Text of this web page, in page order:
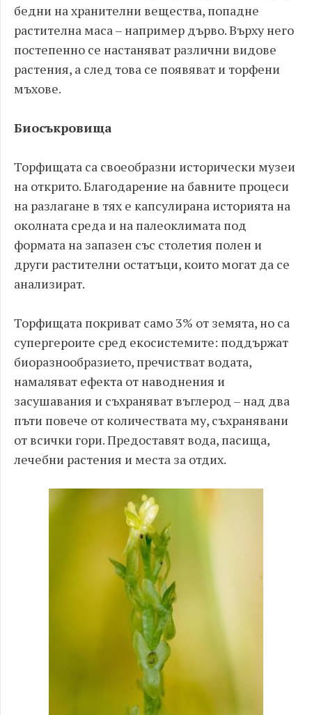
бедни на хранителни вещества, попадне
растителна маса – например дърво. Върху него
постепенно се настаняват различни видове
растения, а след това се появяват и торфени
мъхове.
Биосъкровища
Торфищата са своеобразни исторически музеи
на открито. Благодарение на бавните процеси
на разлагане в тях е капсулирана историята на
околната среда и на палеоклимата под
формата на запазен със столетия полен и
други растителни остатъци, които могат да се
анализират.
Торфищата покриват само 3% от земята, но са
супергероите сред екосистемите: поддържат
биоразнообразието, пречистват водата,
намаляват ефекта от наводнения и
засушавания и съхраняват въглерод – над два
пъти повече от количествата му, съхранявани
от всички гори. Предоставят вода, пасища,
лечебни растения и места за отдих.